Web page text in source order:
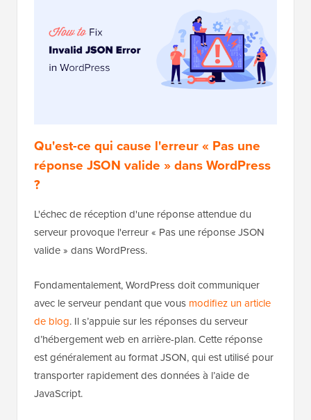
Qu'est-ce qui cause l'erreur « Pas une
réponse JSON valide » dans WordPress
?
L'échec de réception d'une réponse attendue du
serveur provoque l'erreur « Pas une réponse JSON
valide » dans WordPress.
Fondamentalement, WordPress doit communiquer
avec le serveur pendant que vous modifiez un article
de blog. Il s’appuie sur les réponses du serveur
d’hébergement web en arrière-plan. Cette réponse
est généralement au format JSON, qui est utilisé pour
transporter rapidement des données à l’aide de
JavaScript.